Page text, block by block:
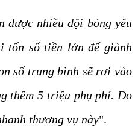
được nhiều đội bóng yêu
tốn số tiền lớn để giành
số trung bình sẽ rơi vào
thêm 5 triệu phụ phí. Do
thương vụ này".